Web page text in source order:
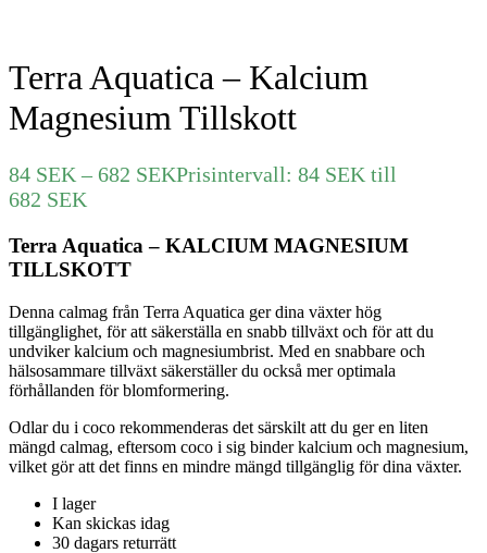
Terra Aquatica – Kalcium
Magnesium Tillskott
84 SEK – 682 SEKPrisintervall: 84 SEK till
682 SEK
Terra Aquatica – KALCIUM MAGNESIUM
TILLSKOTT
Denna calmag från Terra Aquatica ger dina växter hög
tillgänglighet, för att säkerställa en snabb tillväxt och för att du
undviker kalcium och magnesiumbrist. Med en snabbare och
hälsosammare tillväxt säkerställer du också mer optimala
förhållanden för blomformering.
Odlar du i coco rekommenderas det särskilt att du ger en liten
mängd calmag, eftersom coco i sig binder kalcium och magnesium,
vilket gör att det finns en mindre mängd tillgänglig för dina växter.
I lager
Kan skickas idag
30 dagars returrätt